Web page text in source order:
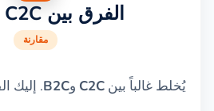
الفرق بين C2C و B2C
مقارنة
يُخلط غالباً بين C2C وB2C. إليك